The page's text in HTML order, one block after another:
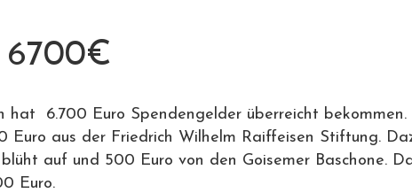
6700€
6.700 Euro Spendengelder überreicht bekommen.
aus der Friedrich Wilhelm Raiffeisen Stiftung.
auf und 500 Euro von den Goisemer Baschone.
Euro.